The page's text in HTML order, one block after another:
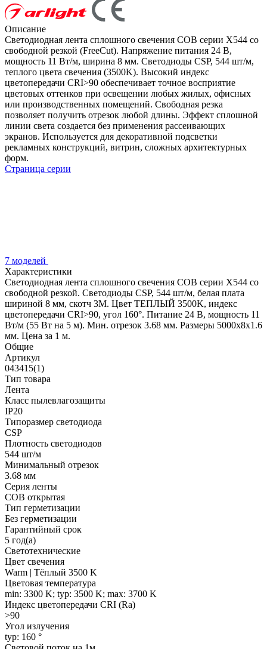
Описание
Светодиодная лента сплошного свечения COB серии X544 со
свободной резкой (FreeCut). Напряжение питания 24 В,
мощность 11 Вт/м, ширина 8 мм. Светодиоды CSP, 544 шт/м,
теплого цвета свечения (3500K). Высокий индекс
цветопередачи CRI>90 обеспечивает точное восприятие
цветовых оттенков при освещении любых жилых, офисных
или производственных помещений. Свободная резка
позволяет получить отрезок любой длины. Эффект сплошной
линии света создается без применения рассеивающих
экранов. Используется для декоративной подсветки
рекламных конструкций, витрин, сложных архитектурных
форм.
Страница серии
7 моделей
Характеристики
Светодиодная лента сплошного свечения COB серии X544 со
свободной резкой. Светодиоды CSP, 544 шт/м, белая плата
шириной 8 мм, скотч 3M. Цвет ТЕПЛЫЙ 3500K, индекс
цветопередачи CRI>90, угол 160°. Питание 24 В, мощность 11
Вт/м (55 Вт на 5 м). Мин. отрезок 3.68 мм. Размеры 5000х8х1.6
мм. Цена за 1 м.
Общие
Артикул
043415(1)
Тип товара
Лента
Класс пылевлагозащиты
IP20
Типоразмер светодиода
CSP
Плотность светодиодов
544 шт/м
Минимальный отрезок
3.68 мм
Серия ленты
COB открытая
Тип герметизации
Без герметизации
Гарантийный срок
5 год(а)
Светотехнические
Цвет свечения
Warm | Тёплый 3500 K
Цветовая температура
min: 3300 K; typ: 3500 K; max: 3700 K
Индекс цветопередачи CRI (Ra)
>90
Угол излучения
typ: 160 °